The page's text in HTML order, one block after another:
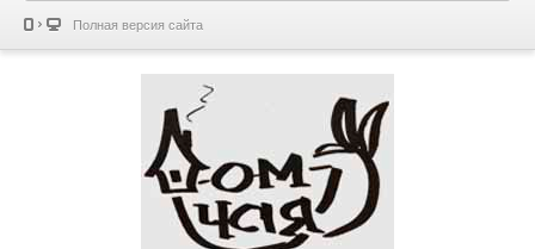
Полная версия сайта